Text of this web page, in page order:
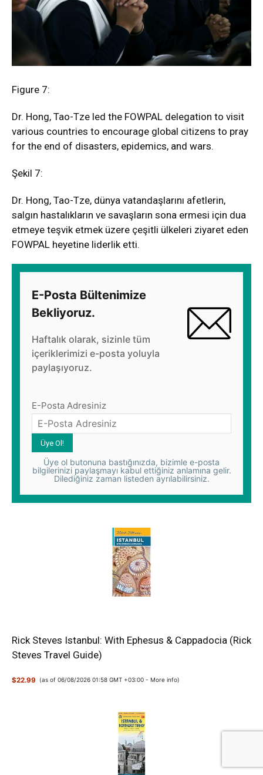
Figure 7:
Dr. Hong, Tao-Tze led the FOWPAL delegation to visit
various countries to encourage global citizens to pray
for the end of disasters, epidemics, and wars.
Şekil 7:
Dr. Hong, Tao-Tze, dünya vatandaşlarını afetlerin,
salgın hastalıkların ve savaşların sona ermesi için dua
etmeye teşvik etmek üzere çeşitli ülkeleri ziyaret eden
FOWPAL heyetine liderlik etti.
E-Posta Bültenimize
Bekliyoruz.
Haftalık olarak, sizinle tüm
içeriklerimizi e-posta yoluyla
paylaşıyoruz.
E-Posta Adresiniz
Üye ol butonuna bastığınızda, bizimle e-posta
bilgilerinizi paylaşmayı kabul ettiğiniz anlamına gelir.
Dilediğiniz zaman listeden ayrılabilirsiniz.
Rick Steves Istanbul: With Ephesus & Cappadocia (Rick
Steves Travel Guide)
$22.99 (as of 06/08/2026 01:58 GMT +03:00 -More info)